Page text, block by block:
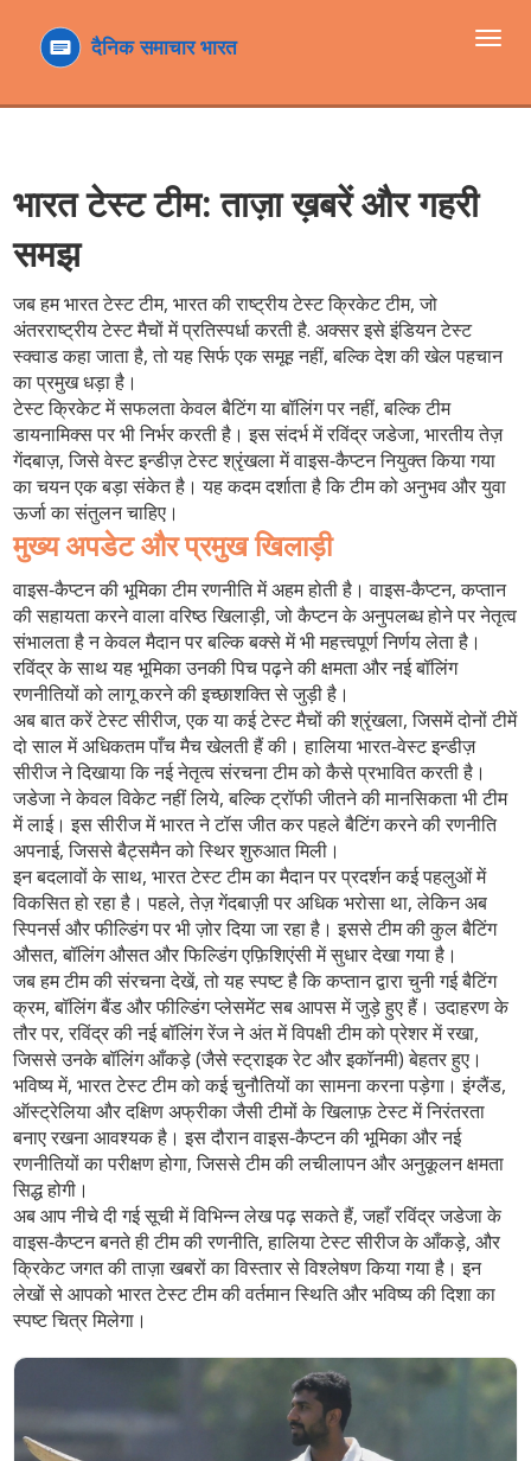
टॉगल
भारत टेस्ट टीम: ताज़ा ख़बरें और गहरी
समझ
जब हमभारत टेस्ट टीम,भारत की राष्ट्रीय टेस्ट क्रिकेट टीम, जो
अंतरराष्ट्रीय टेस्ट मैचों में प्रतिस्पर्धा करती है. अक्सर इसेइंडियन टेस्ट
स्क्वाडकहा जाता है, तो यह सिर्फ एक समूह नहीं, बल्कि देश की खेल पहचान
का प्रमुख धड़ा है।
टेस्ट क्रिकेट में सफलता केवल बैटिंग या बॉलिंग पर नहीं, बल्कि टीम
डायनामिक्स पर भी निर्भर करती है। इस संदर्भ मेंरविंद्र जडेजा,भारतीय तेज़
गेंदबाज़, जिसे वेस्ट इन्डीज़ टेस्ट श्रृंखला में वाइस‑कैप्टन नियुक्त किया गया
का चयन एक बड़ा संकेत है। यह कदम दर्शाता है कि टीम को अनुभव और युवा
ऊर्जा का संतुलन चाहिए।
मुख्य अपडेट और प्रमुख खिलाड़ी
वाइस‑कैप्टन की भूमिका टीम रणनीति में अहम होती है।वाइस‑कैप्टन,कप्तान
की सहायता करने वाला वरिष्ठ खिलाड़ी, जो कैप्टन के अनुपलब्ध होने पर नेतृत्व
संभालता हैन केवल मैदान पर बल्कि बक्से में भी महत्त्वपूर्ण निर्णय लेता है।
रविंद्र के साथ यह भूमिका उनकी पिच पढ़ने की क्षमता और नई बॉलिंग
रणनीतियों को लागू करने की इच्छाशक्ति से जुड़ी है।
अब बात करेंटेस्ट सीरीज,एक या कई टेस्ट मैचों की श्रृंखला, जिसमें दोनों टीमें
दो साल में अधिकतम पाँच मैच खेलती हैंकी। हालिया भारत‑वेस्ट इन्डीज़
सीरीज ने दिखाया कि नई नेतृत्व संरचना टीम को कैसे प्रभावित करती है।
जडेजा ने केवल विकेट नहीं लिये, बल्कि ट्रॉफी जीतने की मानसिकता भी टीम
में लाई। इस सीरीज में भारत ने टॉस जीत कर पहले बैटिंग करने की रणनीति
अपनाई, जिससे बैट्समैन को स्थिर शुरुआत मिली।
इन बदलावों के साथ, भारत टेस्ट टीम का मैदान पर प्रदर्शन कई पहलुओं में
विकसित हो रहा है। पहले, तेज़ गेंदबाज़ी पर अधिक भरोसा था, लेकिन अब
स्पिनर्स और फील्डिंग पर भी ज़ोर दिया जा रहा है। इससे टीम की कुल बैटिंग
औसत, बॉलिंग औसत और फिल्डिंग एफ़िशिएंसी में सुधार देखा गया है।
जब हम टीम की संरचना देखें, तो यह स्पष्ट है कि कप्तान द्वारा चुनी गई बैटिंग
क्रम, बॉलिंग बैंड और फील्डिंग प्लेसमेंट सब आपस में जुड़े हुए हैं। उदाहरण के
तौर पर, रविंद्र की नई बॉलिंग रेंज ने अंत में विपक्षी टीम को प्रेशर में रखा,
जिससे उनके बॉलिंग आँकड़े (जैसे स्ट्राइक रेट और इकॉनमी) बेहतर हुए।
भविष्य में, भारत टेस्ट टीम को कई चुनौतियों का सामना करना पड़ेगा। इंग्लैंड,
ऑस्ट्रेलिया और दक्षिण अफ्रीका जैसी टीमों के खिलाफ़ टेस्ट में निरंतरता
बनाए रखना आवश्यक है। इस दौरान वाइस‑कैप्टन की भूमिका और नई
रणनीतियों का परीक्षण होगा, जिससे टीम की लचीलापन और अनुकूलन क्षमता
सिद्ध होगी।
अब आप नीचे दी गई सूची में विभिन्न लेख पढ़ सकते हैं, जहाँ रविंद्र जडेजा के
वाइस‑कैप्टन बनते ही टीम की रणनीति, हालिया टेस्ट सीरीज के आँकड़े, और
क्रिकेट जगत की ताज़ा खबरों का विस्तार से विश्लेषण किया गया है। इन
लेखों से आपको भारत टेस्ट टीम की वर्तमान स्थिति और भविष्य की दिशा का
स्पष्ट चित्र मिलेगा।